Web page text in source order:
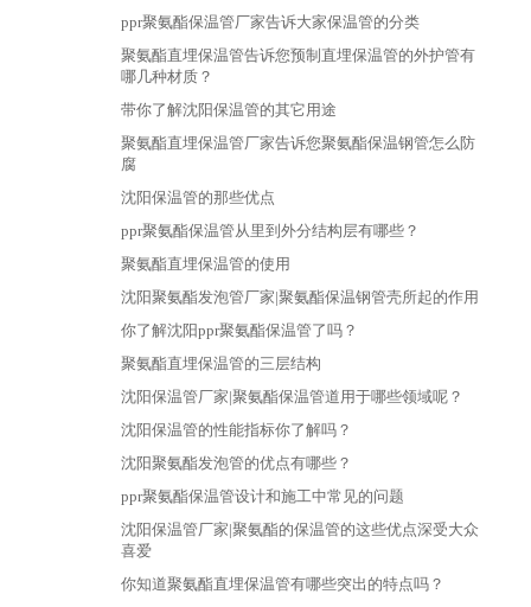
ppr聚氨酯保温管厂家告诉大家保温管的分类
聚氨酯直埋保温管告诉您预制直埋保温管的外护管有
哪几种材质？
带你了解沈阳保温管的其它用途
聚氨酯直埋保温管厂家告诉您聚氨酯保温钢管怎么防
腐
沈阳保温管的那些优点
ppr聚氨酯保温管从里到外分结构层有哪些？
聚氨酯直埋保温管的使用
沈阳聚氨酯发泡管厂家|聚氨酯保温钢管壳所起的作用
你了解沈阳ppr聚氨酯保温管了吗？
聚氨酯直埋保温管的三层结构
沈阳保温管厂家|聚氨酯保温管道用于哪些领域呢？
沈阳保温管的性能指标你了解吗？
沈阳聚氨酯发泡管的优点有哪些？
ppr聚氨酯保温管设计和施工中常见的问题
沈阳保温管厂家|聚氨酯的保温管的这些优点深受大众
喜爱
你知道聚氨酯直埋保温管有哪些突出的特点吗？